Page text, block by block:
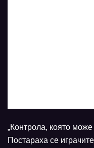
„Контрола, която
Постараха се